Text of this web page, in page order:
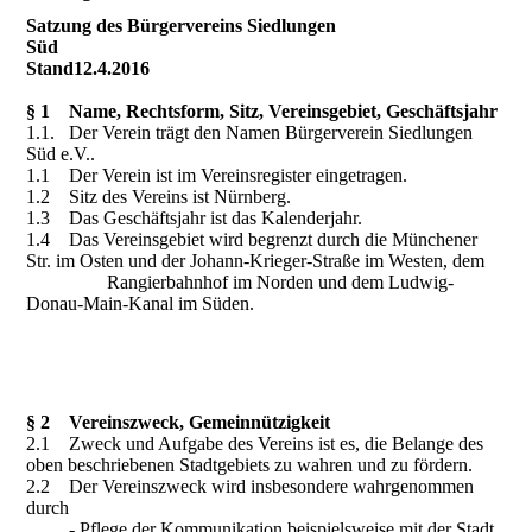
Satzung des Bürgervereins Siedlungen
Süd
Stand12.4.2016
§ 1 Name, Rechtsform, Sitz, Vereinsgebiet, Geschäftsjahr
1.1. Der Verein trägt den Namen Bürgerverein Siedlungen
Süd e.V..
1.1 Der Verein ist im Vereinsregister eingetragen.
1.2 Sitz des Vereins ist Nürnberg.
1.3 Das Geschäftsjahr ist das Kalenderjahr.
1.4 Das Vereinsgebiet wird begrenzt durch die Münchener
Str. im Osten und der Johann-Krieger-Straße im Westen, dem
Rangierbahnhof im Norden und dem Ludwig-
Donau-Main-Kanal im Süden.
§ 2 Vereinszweck, Gemeinnützigkeit
2.1 Zweck und Aufgabe des Vereins ist es, die Belange des
oben beschriebenen Stadtgebiets zu wahren und zu fördern.
2.2 Der Vereinszweck wird insbesondere wahrgenommen
durch